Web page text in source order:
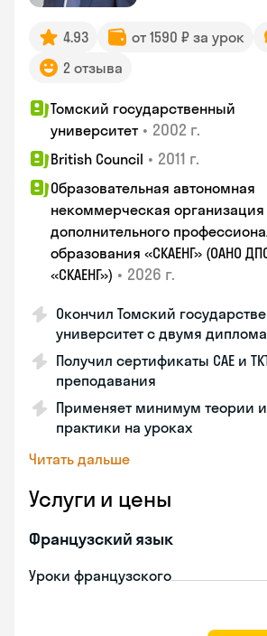
4.93 от 1590 ₽ за урок
2 отзыва
Томский государственный
университет • 2002 г.
British Council • 2011 г.
Образовательная автономная
некоммерческая организация
дополнительного
образования «СКАЕНГ» (ОАНО
«СКАЕНГ») • 2026 г.
Окончил Томский
университет с двумя
Получил сертификаты CAE и
преподавания
Применяет минимум теории
практики на уроках
Читать дальше
Услуги и цены
Французский язык
Уроки французского